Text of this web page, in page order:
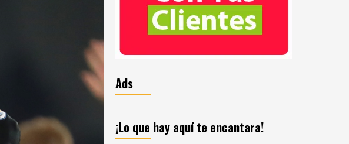
Ads
¡Lo que hay aquí te encantara!